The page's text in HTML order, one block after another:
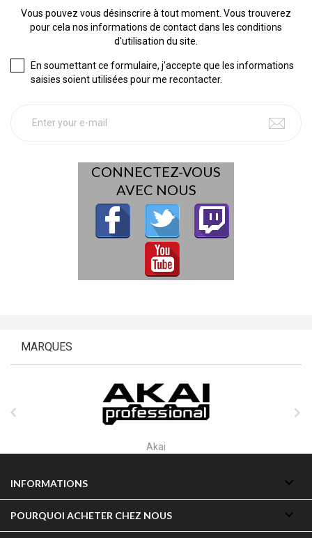
Vous pouvez vous désinscrire à tout moment. Vous trouverez
pour cela nos informations de contact dans les conditions
d'utilisation du site.
En soumettant ce formulaire, j'accepte que les informations
saisies soient utilisées pour me recontacter.
CONNECTEZ-VOUS
AVEC NOUS
MARQUES

Akai

INFORMATIONS 
POURQUOI ACHETER CHEZ NOUS 